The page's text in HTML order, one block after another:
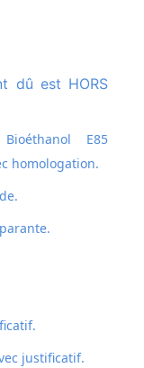
Bioéthanol E85
homologation.
justificatif.